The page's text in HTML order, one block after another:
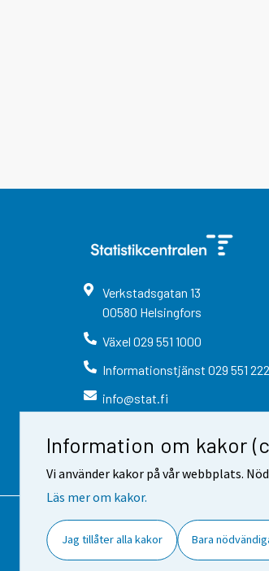
Information om kakor
Vi använder kakor på vår webbplats.
Läs mer om kakor.
Jag tillåter alla kakor Bara
Verkstadsgatan 13
00580 Helsingfors
Växel 029 551 1000
Informationstjänst 029 551
info@stat.fi
Kontaktinformation